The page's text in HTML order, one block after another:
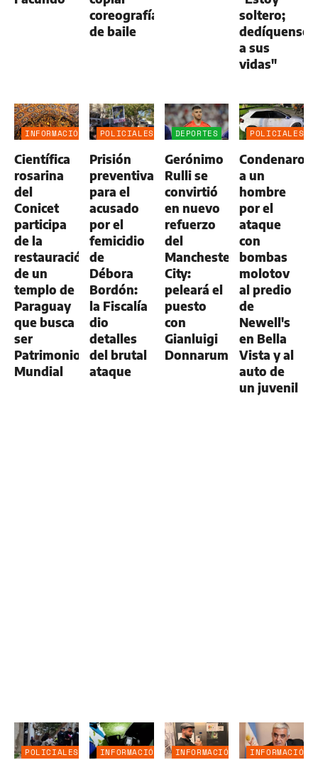
coreografías
de baile
soltero;
dedíquense
a sus
vidas"
INFORMACIÓN
Científica
rosarina
del
Conicet
participa
de la
restauración
de un
templo de
Paraguay
que busca
ser
Patrimonio
Mundial
POLICIALES
Prisión
preventiva
para el
acusado
por el
femicidio
de
Débora
Bordón:
la Fiscalía
dio
detalles
del brutal
ataque
DEPORTES
Gerónimo
Rulli se
convirtió
en nuevo
refuerzo
del
Manchester
City:
peleará el
puesto
con
Gianluigi
Donnarumma
POLICIALES
Condenaron
a un
hombre
por el
ataque
con
bombas
molotov
al predio
de
Newell's
en Bella
Vista y al
auto de
un juvenil
POLICIALES
INFORMACIÓN
INFORMACIÓN
INFORMACIÓN